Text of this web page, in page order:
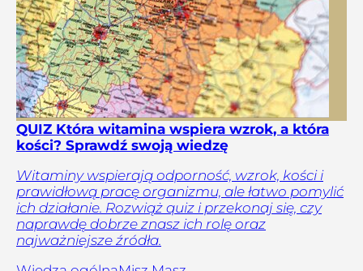
QUIZ Która witamina wspiera wzrok, a która
kości? Sprawdź swoją wiedzę
Witaminy wspierają odporność, wzrok, kości i
prawidłową pracę organizmu, ale łatwo pomylić
ich działanie. Rozwiąż quiz i przekonaj się, czy
naprawdę dobrze znasz ich rolę oraz
najważniejsze źródła.